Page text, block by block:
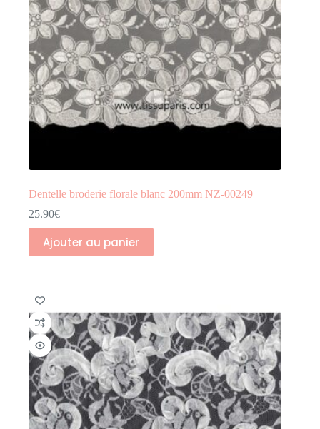
Dentelle broderie florale blanc 200mm NZ-00249
25.90€
Ajouter au panier